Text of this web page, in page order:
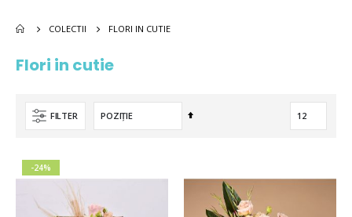
COLECTII FLORI IN CUTIE
Flori in cutie
FILTER
Setați
-24%